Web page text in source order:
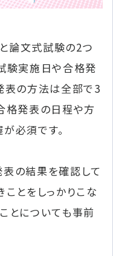
論文式試験の2つ
験実施日や合格発
表の方法は全部で3
格発表の日程や方
必須です。
の結果を確認して
とをしっかりこな
とについても事前